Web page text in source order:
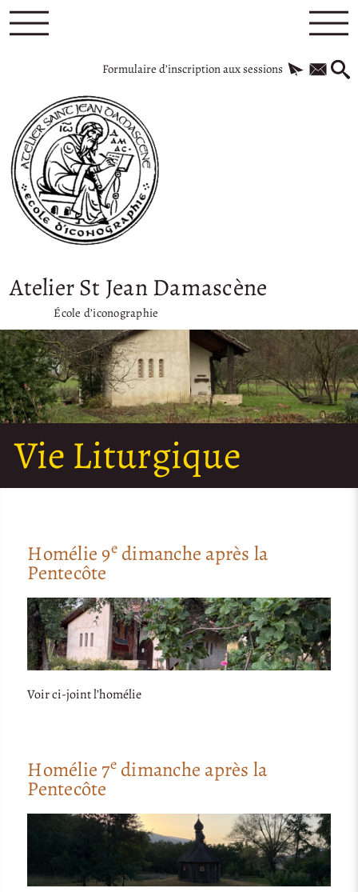
Formulaire d’inscription aux sessions
Atelier St Jean Damascène
École d’iconographie
Vie Liturgique
Homélie 9edimanche après la
Pentecôte
Voir ci-joint l’homélie
Homélie 7edimanche après la
Pentecôte